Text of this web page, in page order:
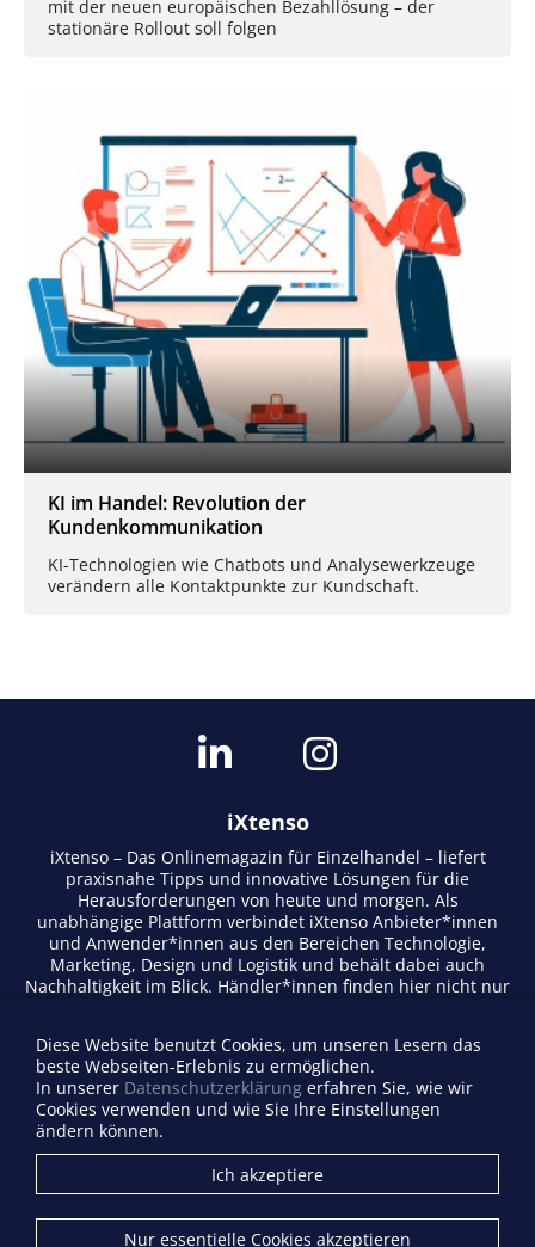
mit der neuen europäischen Bezahllösung – der
stationäre Rollout soll folgen
KI im Handel: Revolution der
Kundenkommunikation
KI-Technologien wie Chatbots und Analysewerkzeuge
verändern alle Kontaktpunkte zur Kundschaft.
iXtenso
iXtenso – Das Onlinemagazin für Einzelhandel – liefert
praxisnahe Tipps und innovative Lösungen für die
Herausforderungen von heute und morgen. Als
unabhängige Plattform verbindet iXtenso Anbieter*innen
und Anwender*innen aus den Bereichen Technologie,
Marketing, Design und Logistik und behält dabei auch
Nachhaltigkeit im Blick. Händler*innen finden hier nicht nur
lebendigen Schreibstil und relevantem Content fördert das
Magazin den Austausch innerhalb der Retail-Community.
Ob digitale Trends oder praktische Alltagstipps – iXtenso
macht Wissen für den Handel zugänglich.
Firma eintragen
Mediadaten
Diese Website benutzt Cookies, um unseren Lesern das
beste Webseiten-Erlebnis zu ermöglichen.
In unserer Datenschutzerklärung erfahren Sie, wie wir
Cookies verwenden und wie Sie Ihre Einstellungen
ändern können.
Ich akzeptiere
Nur essentielle Cookies akzeptieren